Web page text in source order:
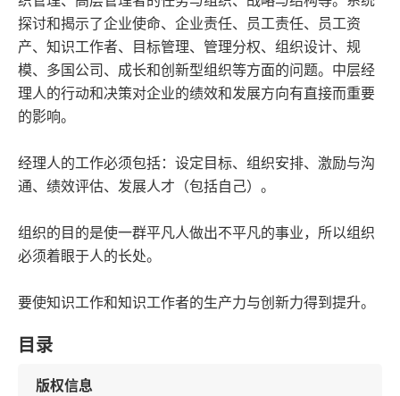
探讨和揭示了企业使命、企业责任、员工责任、员工资
产、知识工作者、目标管理、管理分权、组织设计、规
模、多国公司、成长和创新型组织等方面的问题。中层经
理人的行动和决策对企业的绩效和发展方向有直接而重要
的影响。
经理人的工作必须包括：设定目标、组织安排、激励与沟
通、绩效评估、发展人才（包括自己）。
组织的目的是使一群平凡人做出不平凡的事业，所以组织
必须着眼于人的长处。
要使知识工作和知识工作者的生产力与创新力得到提升。
目录
版权信息